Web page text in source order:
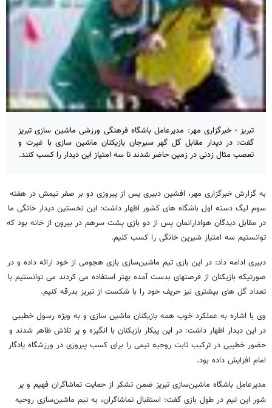
تبریز - خبرگزاری مهر: مدیرعامل باشگاه فرهنگی ورزشی ماشین سازی تبریز
گفت: در دیدار مقابل گل گهر سیرجان بازیکنان ماشین سازی با غیرت و
تعصب مثال زدنی در زمین حاضر شدند تا سه امتیاز این دیدار را کسب کنند.
به گزارش خبرگزاری مهر،‌ افشین دبیری پس از پیروزی دو بر صفر تیمش در هفته
سوم لیگ دسته اول باشگاه های کشور اظهار داشت: این نخستین دیدار خانگی ما
در مقابل دیدگان هوادارانمان پس از دو بازی پشت سرهم در بیرون از خانه بود که
توانستیم سه امتیاز شیرین خانگی را کسب کنیم.
دبیری ادامه داد: در این بازی تیم ماشین‌سازی بازی هجومی از خود ارائه داده و در
صورتیکه بازیکنان از فرصتهای بدست آمده بهتر استفاده می کردند می توانستیم با
تعداد گل های بیشتری نیز حریف خود را با شکست از تبریز بدرقه کنیم.
وی با اشاره به عملکرد خوب همه بازیکنان ماشین سازی و به ویژه رسول خطیبی
در این دیدار اظهار داشت: در این پیکار بازیکنان با انگیزه و پر تلاش ظاهر شدند و
حضور خطیبی در ترکیب ثابت روحیه تیمی را برای کسب پیروزی در ورزشگاه یادگار
امام افزایش داده بود.
مدیرعامل باشگاه ماشین‌سازی تبریز ضمن تشکر از حمایت تماشاگران فهیم و پر
شور این تیم در طول بازی گفت: استقبال تماشاگران، به تیم ماشین‌سازی روحیه